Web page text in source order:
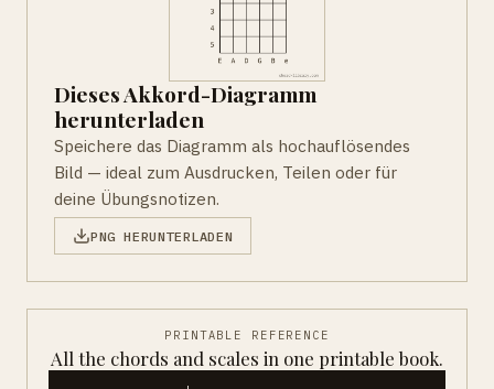
Dieses Akkord-Diagramm
herunterladen
Speichere das Diagramm als hochauflösendes
Bild — ideal zum Ausdrucken, Teilen oder für
deine Übungsnotizen.
PNG HERUNTERLADEN
PRINTABLE REFERENCE
All the chords and scales in one printable book.